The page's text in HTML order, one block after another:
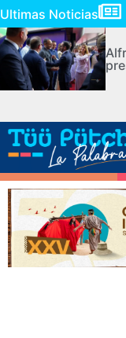
Ultimas Noticias